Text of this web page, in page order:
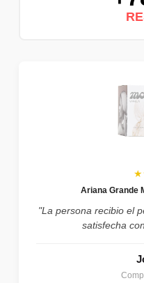
Ariana Grande
"La persona recibio el
satisfecha